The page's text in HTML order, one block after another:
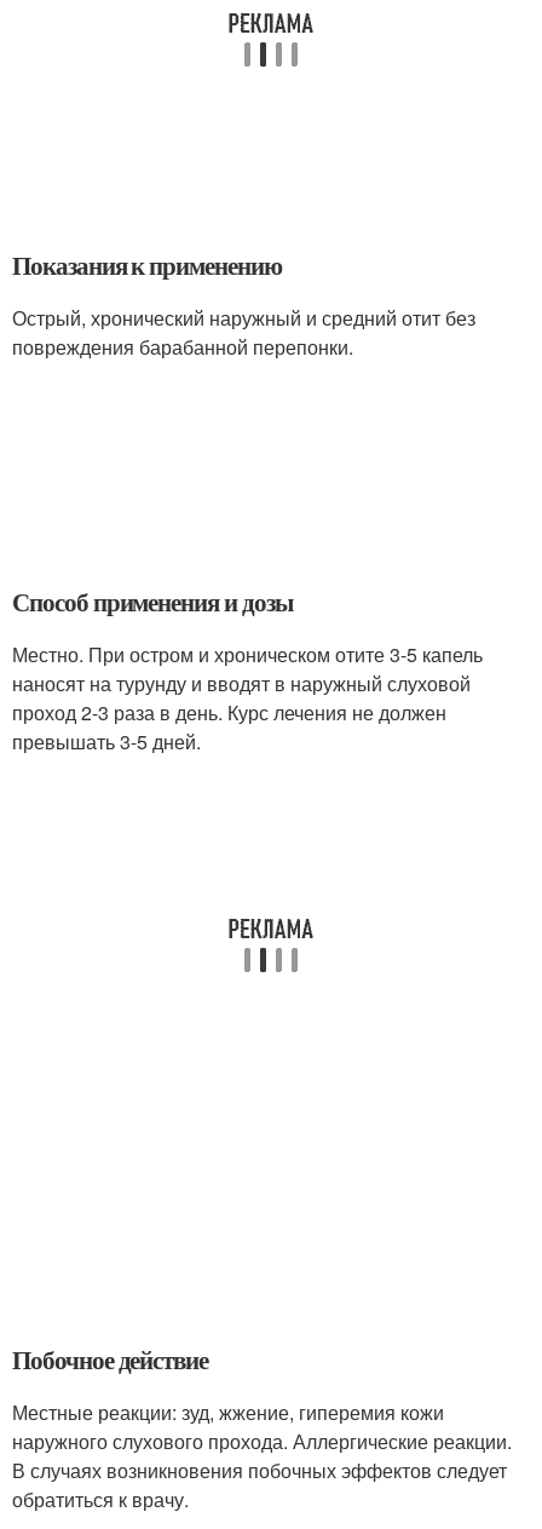
Показания к применению
Острый, хронический наружный и средний отит без
повреждения барабанной перепонки.
Способ применения и дозы
Местно. При остром и хроническом отите 3-5 капель
наносят на турунду и вводят в наружный слуховой
проход 2-3 раза в день. Курс лечения не должен
превышать 3-5 дней.
Побочное действие
Местные реакции: зуд, жжение, гиперемия кожи
наружного слухового прохода. Аллергические реакции.
В случаях возникновения побочных эффектов следует
обратиться к врачу.